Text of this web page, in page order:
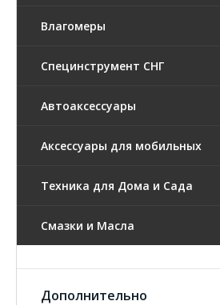
Влагомеры
Специнструмент СНГ
Автоаксессуары
Аксессуары для мобильных
Техника для Дома и Сада
Смазки и Масла
Дополнительно